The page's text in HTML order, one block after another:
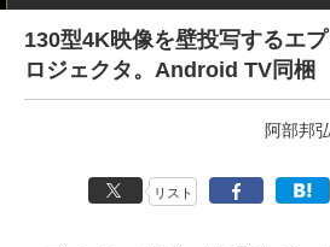
130型4K映像を壁投写するエ
ロジェクタ。Android TV同梱
阿部邦弘
リスト